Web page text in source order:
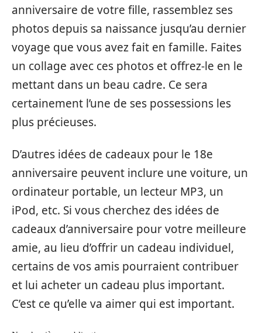
anniversaire de votre fille, rassemblez ses
photos depuis sa naissance jusqu’au dernier
voyage que vous avez fait en famille. Faites
un collage avec ces photos et offrez-le en le
mettant dans un beau cadre. Ce sera
certainement l’une de ses possessions les
plus précieuses.
D’autres idées de cadeaux pour le 18e
anniversaire peuvent inclure une voiture, un
ordinateur portable, un lecteur MP3, un
iPod, etc. Si vous cherchez des idées de
cadeaux d’anniversaire pour votre meilleure
amie, au lieu d’offrir un cadeau individuel,
certains de vos amis pourraient contribuer
et lui acheter un cadeau plus important.
C’est ce qu’elle va aimer qui est important.